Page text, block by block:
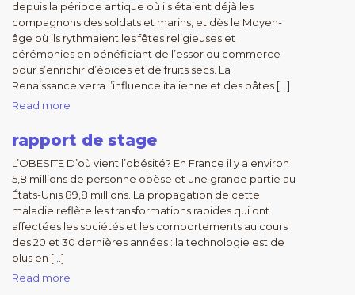
depuis la période antique où ils étaient déjà les
compagnons des soldats et marins, et dès le Moyen-
âge où ils rythmaient les fêtes religieuses et
cérémonies en bénéficiant de l’essor du commerce
pour s’enrichir d’épices et de fruits secs. La
Renaissance verra l’influence italienne et des pâtes […]
Read more
rapport de stage
L’OBESITE D’où vient l’obésité? En France il y a environ
5,8 millions de personne obèse et une grande partie au
États-Unis 89,8 millions. La propagation de cette
maladie reflète les transformations rapides qui ont
affectées les sociétés et les comportements au cours
des 20 et 30 dernières années : la technologie est de
plus en […]
Read more